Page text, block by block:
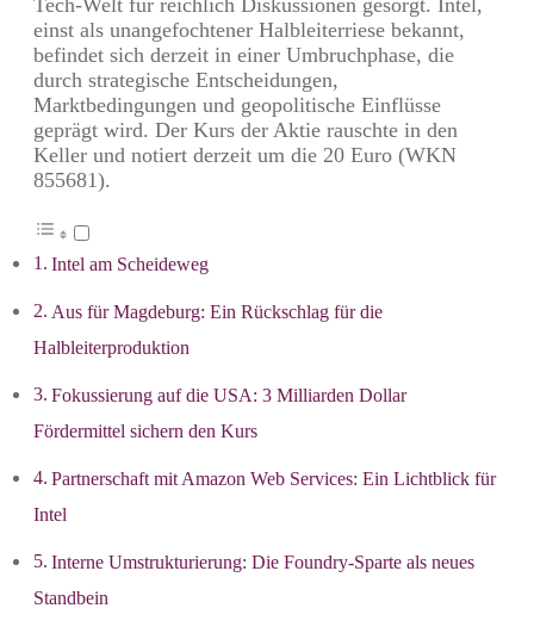
einst als unangefochtener Halbleiterriese bekannt,
befindet sich derzeit in einer Umbruchphase, die
durch strategische Entscheidungen,
Marktbedingungen und geopolitische Einflüsse
geprägt wird. Der Kurs der Aktie rauschte in den
Keller und notiert derzeit um die 20 Euro (WKN
855681).
Intel am Scheideweg
Aus für Magdeburg: Ein Rückschlag für die
Halbleiterproduktion
Fokussierung auf die USA: 3 Milliarden Dollar
Fördermittel sichern den Kurs
Partnerschaft mit Amazon Web Services: Ein Lichtblick für
Intel
Interne Umstrukturierung: Die Foundry-Sparte als neues
Standbein